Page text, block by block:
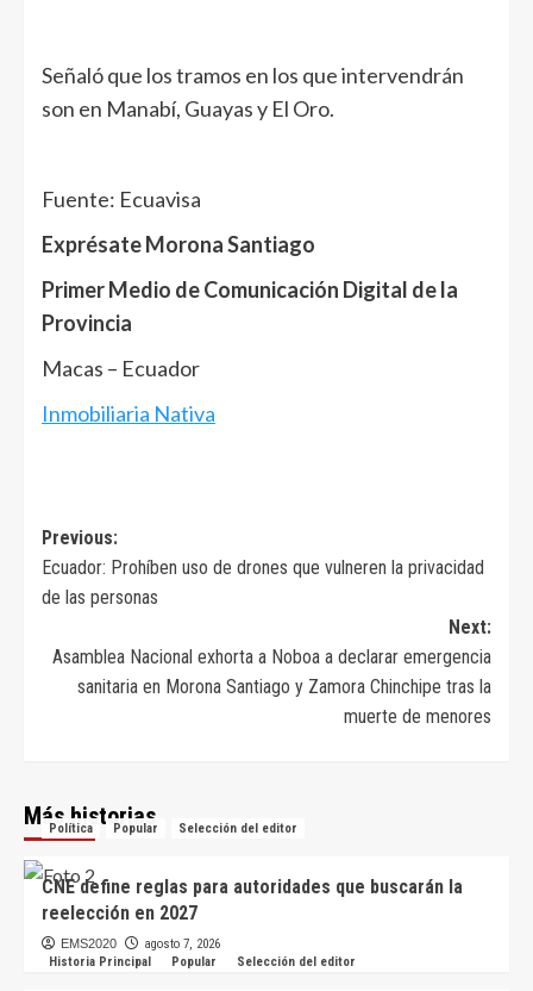
Señaló que los tramos en los que intervendrán
son en Manabí, Guayas y El Oro.
Fuente: Ecuavisa
Exprésate Morona Santiago
Primer Medio de Comunicación Digital de la
Provincia
Macas – Ecuador
Inmobiliaria Nativa
Navegación
de
entradas
Previous:
Ecuador: Prohíben uso de drones que vulneren la privacidad
de las personas
Next:
Asamblea Nacional exhorta a Noboa a declarar emergencia
sanitaria en Morona Santiago y Zamora Chinchipe tras la
muerte de menores
Más historias
Política Popular Selección del editor
CNE define reglas para autoridades que buscarán la
reelección en 2027
EMS2020
agosto 7, 2026
Historia Principal
Popular Selección del editor